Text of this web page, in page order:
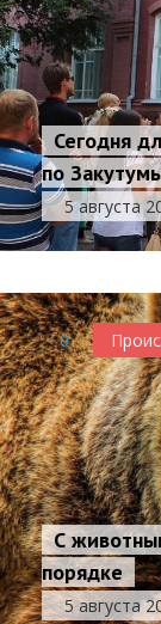
Сегодня
по
5 августа
0
С
порядке
5 августа